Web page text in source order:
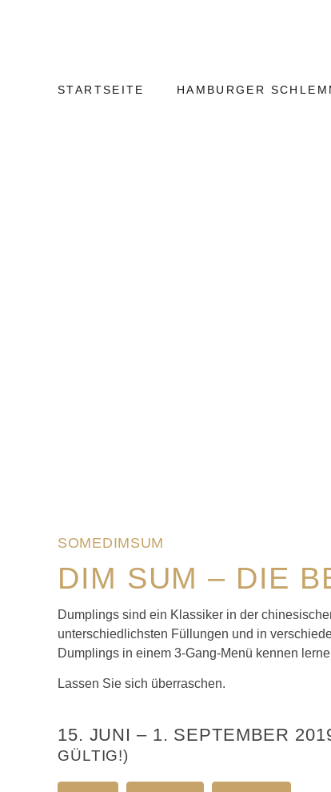
STARTSEITE HAMBURGER
SOMEDIMSUM
DIM SUM – DIE
Dumplings sind ein Klassiker in der
unterschiedlichsten Füllungen und in
Dumplings in einem 3-Gang-Menü kennen
Lassen Sie sich überraschen.
15. JUNI – 1. SEPTEMBER
GÜLTIG!)